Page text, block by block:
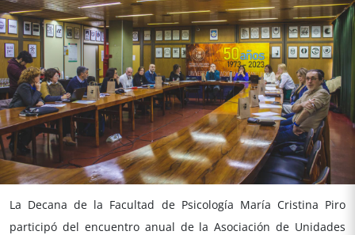
La Decana de la Facultad de Psicología María Cristina Piro
participó del encuentro anual de la Asociación de Unidades